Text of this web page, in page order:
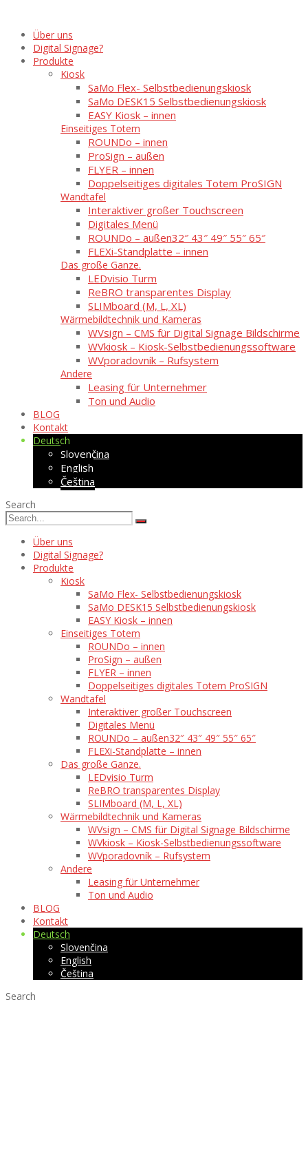
Über uns
Digital Signage?
Produkte
Kiosk
SaMo Flex- Selbstbedienungskiosk
SaMo DESK15 Selbstbedienungskiosk
EASY Kiosk – innen
Einseitiges Totem
ROUNDo – innen
ProSign – außen
FLYER – innen
Doppelseitiges digitales Totem ProSIGN
Wandtafel
Interaktiver großer Touchscreen
Digitales Menü
ROUNDo – außen32″ 43″ 49″ 55″ 65″
FLEXi-Standplatte – innen
Das große Ganze.
LEDvisio Turm
ReBRO transparentes Display
SLIMboard (M, L, XL)
Wärmebildtechnik und Kameras
WVsign – CMS für Digital Signage Bildschirme
WVkiosk – Kiosk-Selbstbedienungssoftware
WVporadovník – Rufsystem
Andere
Leasing für Unternehmer
Ton und Audio
BLOG
Kontakt
Deutsch
Slovenčina
English
Čeština
Search
Über uns
Digital Signage?
Produkte
Kiosk
SaMo Flex- Selbstbedienungskiosk
SaMo DESK15 Selbstbedienungskiosk
EASY Kiosk – innen
Einseitiges Totem
ROUNDo – innen
ProSign – außen
FLYER – innen
Doppelseitiges digitales Totem ProSIGN
Wandtafel
Interaktiver großer Touchscreen
Digitales Menü
ROUNDo – außen32″ 43″ 49″ 55″ 65″
FLEXi-Standplatte – innen
Das große Ganze.
LEDvisio Turm
ReBRO transparentes Display
SLIMboard (M, L, XL)
Wärmebildtechnik und Kameras
WVsign – CMS für Digital Signage Bildschirme
WVkiosk – Kiosk-Selbstbedienungssoftware
WVporadovník – Rufsystem
Andere
Leasing für Unternehmer
Ton und Audio
BLOG
Kontakt
Deutsch
Slovenčina
English
Čeština
Search